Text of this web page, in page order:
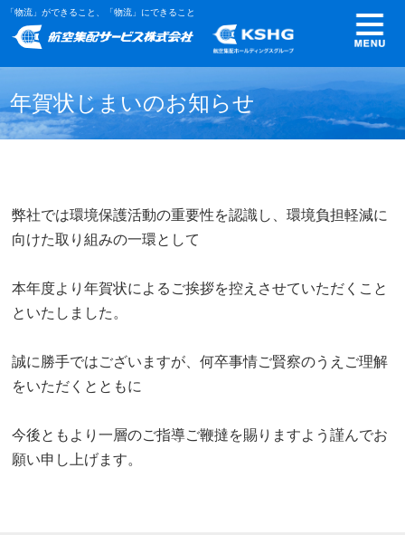
「物流」ができること、「物流」にできること
年賀状じまいのお知らせ
弊社では環境保護活動の重要性を認識し、環境負担軽減に
向けた取り組みの一環として
本年度より年賀状によるご挨拶を控えさせていただくこと
といたしました。
誠に勝手ではございますが、何卒事情ご賢察のうえご理解
をいただくとともに
今後ともより一層のご指導ご鞭撻を賜りますよう謹んでお
願い申し上げます。